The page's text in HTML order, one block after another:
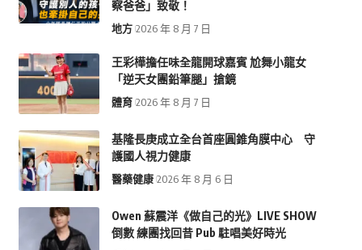
察爸爸」致敬！
地方 2026 年 8 月 7 日
王彩樺擔任味全龍開球嘉賓 尬舞小龍女
「逆天女團鉛筆腿」搶鏡
體育 2026 年 8 月 7 日
基隆長庚成立全台首座圓錐角膜中心 守
護國人視力健康
醫藥健康 2026 年 8 月 6 日
Owen 蘇震洋《做自己的光》LIVE SHOW
倒數 練團找回昔 Pub 駐唱美好時光